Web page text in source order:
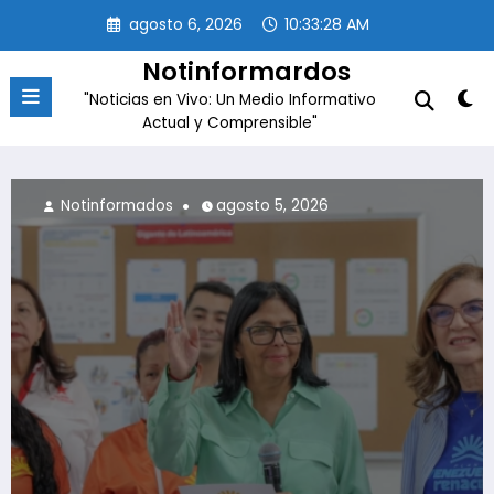
contenido
agosto 6, 2026 10:33:30 AM
Notinformardos
"Noticias en Vivo: Un Medio Informativo
Actual y Comprensible"
Notinformados agosto 5, 2026